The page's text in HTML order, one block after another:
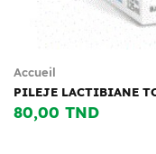
Accueil
PILEJE LACTIBIANE
80,00 TND